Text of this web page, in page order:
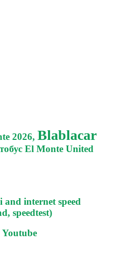
2026, Blablacar
El Monte United
and internet speed
speedtest)